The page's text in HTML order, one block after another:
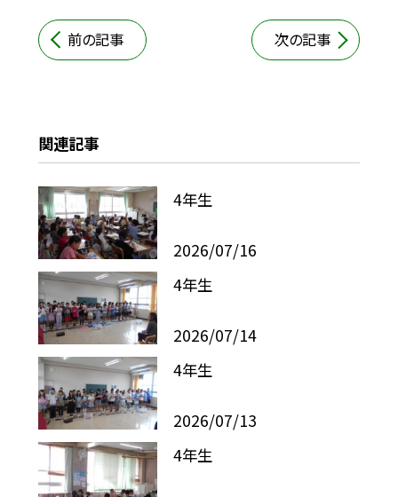
前の記事 次の記事
関連記事
4年生
2026/07/16
4年生
2026/07/14
4年生
2026/07/13
4年生